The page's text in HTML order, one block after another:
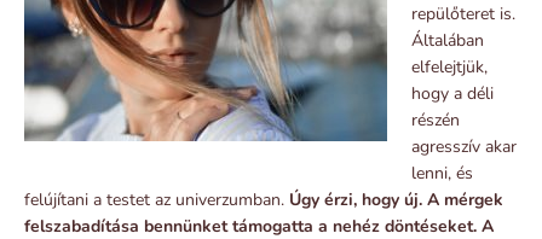
repülőteret is.
Általában
elfelejtjük,
hogy a déli
részén
agresszív akar
lenni, és
felújítani a testet az univerzumban. Úgy érzi, hogy új. A mérgek
felszabadítása bennünket támogatta a nehéz döntéseket. A